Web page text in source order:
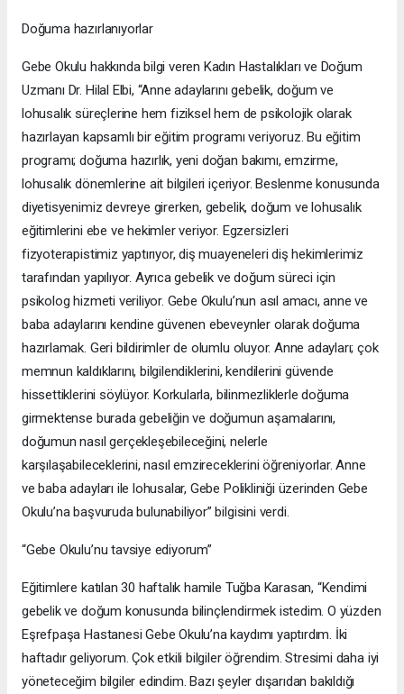
Doğuma hazırlanıyorlar
Gebe Okulu hakkında bilgi veren Kadın Hastalıkları ve Doğum
Uzmanı Dr. Hilal Elbi, “Anne adaylarını gebelik, doğum ve
lohusalık süreçlerine hem fiziksel hem de psikolojik olarak
hazırlayan kapsamlı bir eğitim programı veriyoruz. Bu eğitim
programı; doğuma hazırlık, yeni doğan bakımı, emzirme,
lohusalık dönemlerine ait bilgileri içeriyor. Beslenme konusunda
diyetisyenimiz devreye girerken, gebelik, doğum ve lohusalık
eğitimlerini ebe ve hekimler veriyor. Egzersizleri
fizyoterapistimiz yaptırıyor, diş muayeneleri diş hekimlerimiz
tarafından yapılıyor. Ayrıca gebelik ve doğum süreci için
psikolog hizmeti veriliyor. Gebe Okulu’nun asıl amacı, anne ve
baba adaylarını kendine güvenen ebeveynler olarak doğuma
hazırlamak. Geri bildirimler de olumlu oluyor. Anne adayları; çok
memnun kaldıklarını, bilgilendiklerini, kendilerini güvende
hissettiklerini söylüyor. Korkularla, bilinmezliklerle doğuma
girmektense burada gebeliğin ve doğumun aşamalarını,
doğumun nasıl gerçekleşebileceğini, nelerle
karşılaşabileceklerini, nasıl emzireceklerini öğreniyorlar. Anne
ve baba adayları ile lohusalar, Gebe Polikliniği üzerinden Gebe
Okulu’na başvuruda bulunabiliyor” bilgisini verdi.
“Gebe Okulu’nu tavsiye ediyorum”
Eğitimlere katılan 30 haftalık hamile Tuğba Karasan, “Kendimi
gebelik ve doğum konusunda bilinçlendirmek istedim. O yüzden
Eşrefpaşa Hastanesi Gebe Okulu’na kaydımı yaptırdım. İki
haftadır geliyorum. Çok etkili bilgiler öğrendim. Stresimi daha iyi
yöneteceğim bilgiler edindim. Bazı şeyler dışarıdan bakıldığı